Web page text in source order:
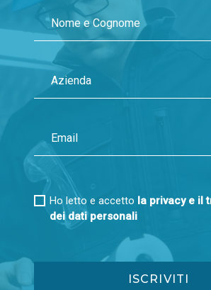
Ho letto e accetto la privacy e il
dei dati personali